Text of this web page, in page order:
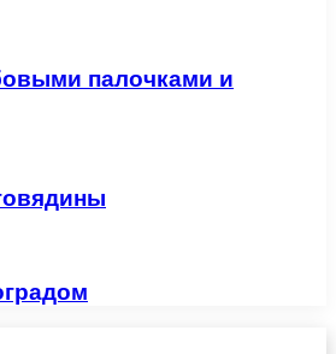
палочками и